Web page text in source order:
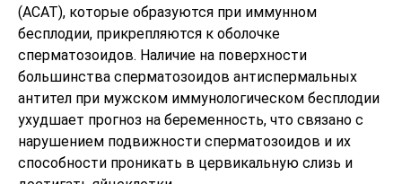
(АСАТ), которые образуются при иммунном
бесплодии, прикрепляются к оболочке
сперматозоидов. Наличие на поверхности
большинства сперматозоидов антиспермальных
антител при мужском иммунологическом бесплодии
ухудшает прогноз на беременность, что связано с
нарушением подвижности сперматозоидов и их
способности проникать в цервикальную слизь и